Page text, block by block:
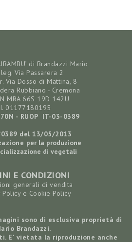
di Brandazzi Mario
Via Passarera 2
Via Dosso di Mattina, 8
Rubbiano - Cremona
MRA 66S 19D 142U
01177180195
- RUOP IT-03-0389
del 13/05/2013
per la produzione
di vegetali
E CONDIZIONI
generali di vendita
Policy e Cookie Policy
sono di esclusiva proprietà di
Brandazzi.
E' vietata la riproduzione anche